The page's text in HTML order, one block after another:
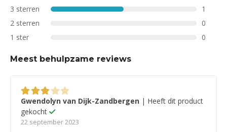
3 sterren
1
2 sterren
0
1 ster
0
Meest behulpzame reviews
3van 5
Gwendolyn van Dijk-Zandbergen | Heeft dit product
gekocht
22 september 2023